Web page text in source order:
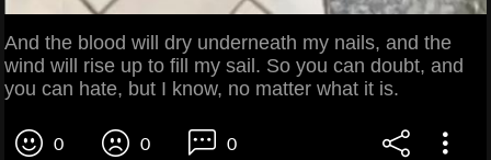
And the blood will dry underneath my nails, and the
wind will rise up to fill my sail. So you can doubt, and
you can hate, but I know, no matter what it is.
0 0 0